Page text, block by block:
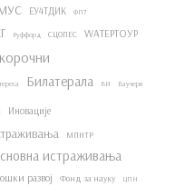
ЕУ4ТДИК ФП7
Руффорд СЦОПЕС WАТЕРТОУР
Билатерала ВИ Ваучери
Иновације
МПНТР
истраживања
развој Фонд за науку ЦПН